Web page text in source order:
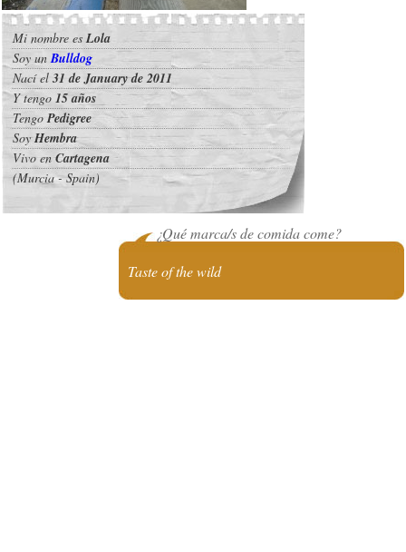
Mi nombre esLola
Soy unBulldog
Nací el 31 de January de 2011
Y tengo 15 años
TengoPedigree
SoyHembra
Vivo enCartagena
(Murcia - Spain)
¿Qué marca/s de comida come?
Taste of the wild